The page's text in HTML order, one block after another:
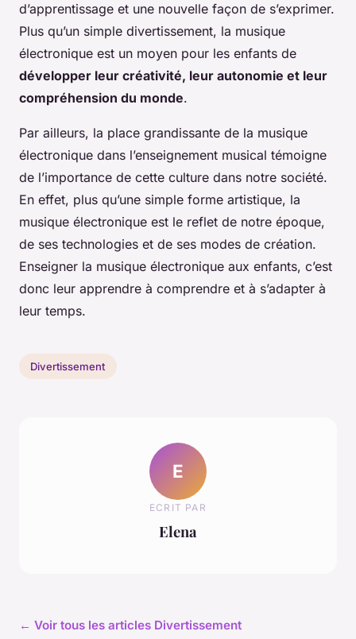
d’apprentissage et une nouvelle façon de s’exprimer.
Plus qu’un simple divertissement, la musique
électronique est un moyen pour les enfants de
développer leur créativité, leur autonomie et leur
compréhension du monde.
Par ailleurs, la place grandissante de la musique
électronique dans l’enseignement musical témoigne
de l’importance de cette culture dans notre société.
En effet, plus qu’une simple forme artistique, la
musique électronique est le reflet de notre époque,
de ses technologies et de ses modes de création.
Enseigner la musique électronique aux enfants, c’est
donc leur apprendre à comprendre et à s’adapter à
leur temps.
Divertissement
E
ECRIT PAR
Elena
← Voir tous les articles Divertissement